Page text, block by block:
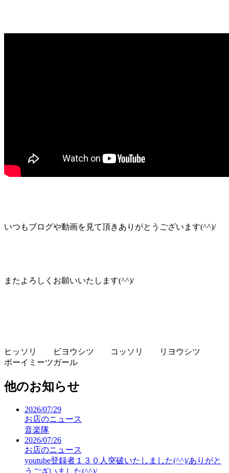
いつもブログや動画を見て頂きありがとうございます(^^)/
またよろしくお願いいたします(^^)/
ヒッソリ ビヨウシツ コッソリ リヨウシツ
ボーイミーツガール
他のお知らせ
2026/07/29
お店のニュース
音楽隊
2026/07/26
お店のニュース
youtube登録者１３０人突破いたしました(^^)/ありがと
うございました(^^)/